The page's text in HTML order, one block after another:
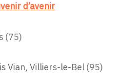
d’avenir
(75)
Vian, Villiers-le-Bel (95)